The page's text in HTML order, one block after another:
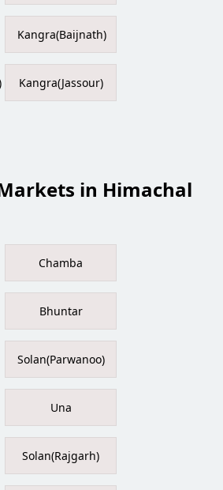
Kangra(Baijnath)
Kangra(Jassour)
in Himachal
Chamba
Bhuntar
Solan(Parwanoo)
Una
Solan(Rajgarh)